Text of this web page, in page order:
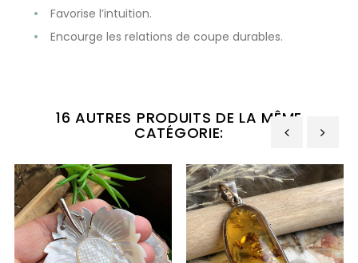
Favorise l’intuition.
Encourge les relations de coupe durables.
16 AUTRES PRODUITS DE LA MÊME
CATÉGORIE:
‹ ›